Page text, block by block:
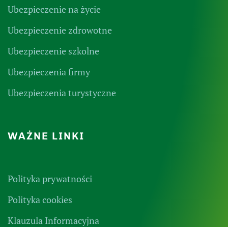
Ubezpieczenie na życie
Ubezpieczenie zdrowotne
Ubezpieczenie szkolne
Ubezpieczenia firmy
Ubezpieczenia turystyczne
WAŻNE LINKI
Polityka prywatności
Polityka cookies
Klauzula Informacyjna